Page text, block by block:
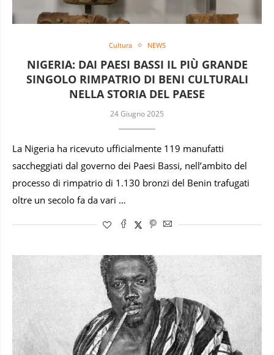
Cultura NEWS
NIGERIA: DAI PAESI BASSI IL PIÙ GRANDE
SINGOLO RIMPATRIO DI BENI CULTURALI
NELLA STORIA DEL PAESE
24 Giugno 2025
La Nigeria ha ricevuto ufficialmente 119 manufatti
saccheggiati dal governo dei Paesi Bassi, nell’ambito del
processo di rimpatrio di 1.130 bronzi del Benin trafugati
oltre un secolo fa da vari …